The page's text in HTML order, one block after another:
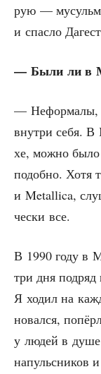
рую —
и спас­ло
— Были ли в
— Нефор­ма­лы,
внут­ри себя.
хе, мож­но было
подоб­но. Хотя
и Metallica,
че­ски все.
В 1990 году в
три дня под­ряд
Я ходил на
но­вал­ся,
у людей в
напульс­ни­ков